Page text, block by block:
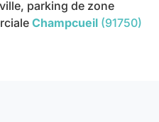
parking de zone
Champcueil (91750)